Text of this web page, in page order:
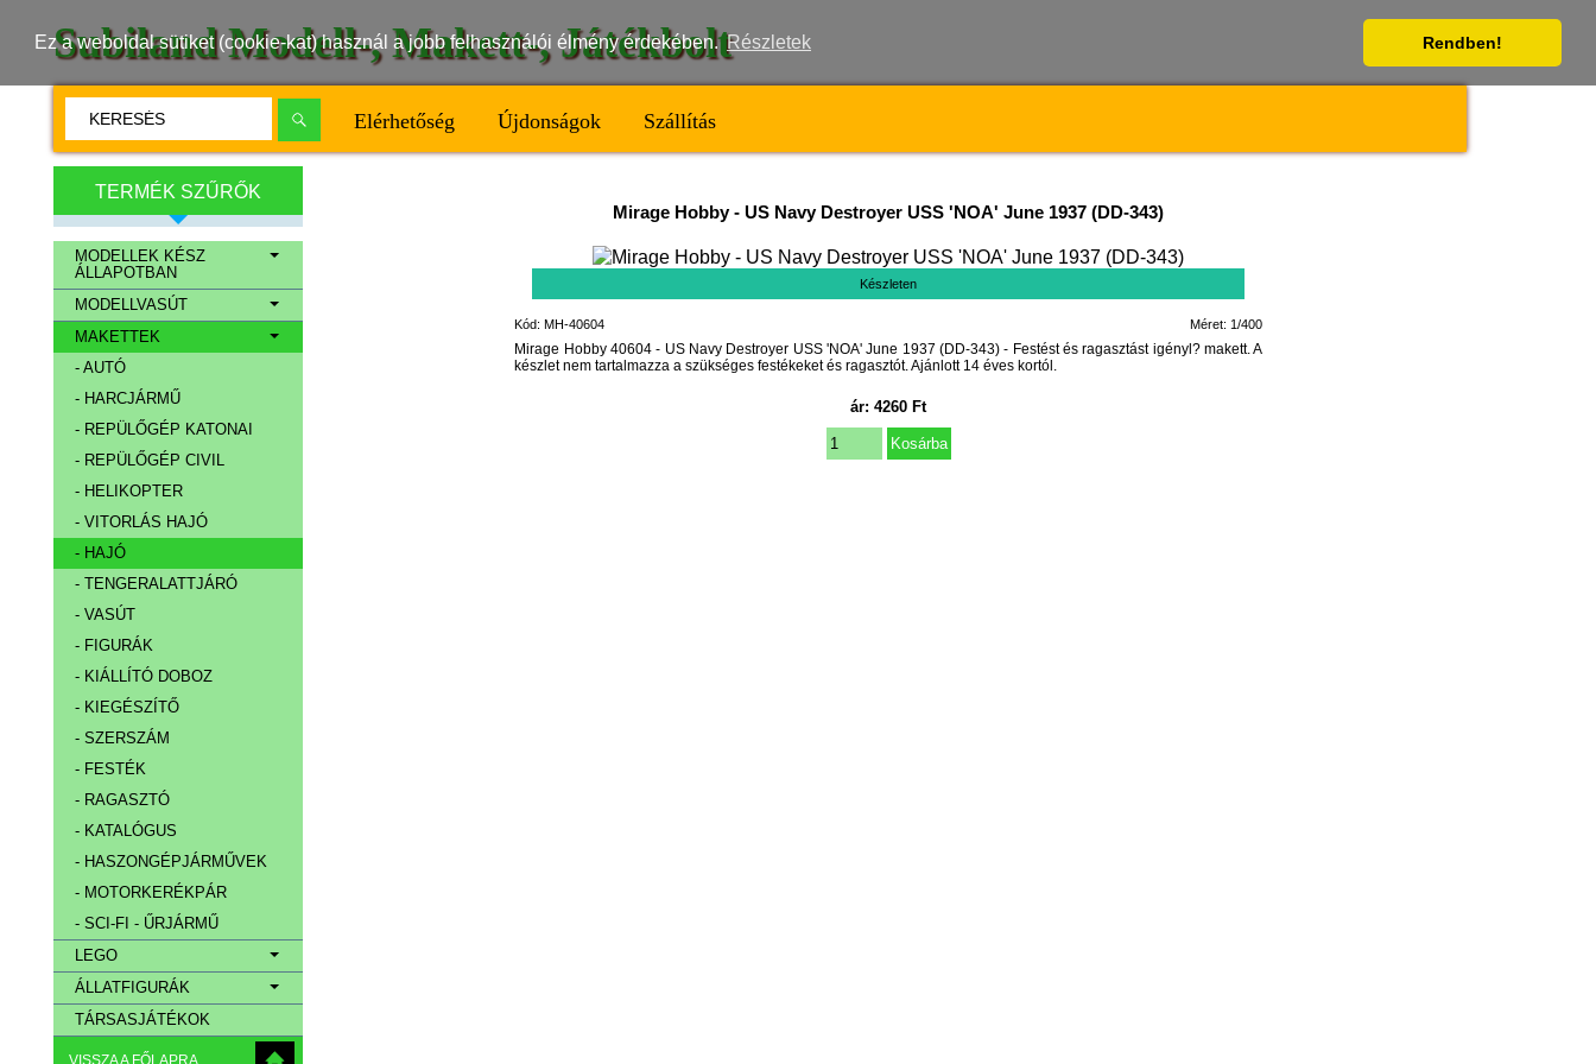
Ez a weboldal sütiket (cookie-kat) használ a jobb felhasználói élmény érdekében. Részletek Rendben!
Subiland Modell-, Makett-, Játékbolt
Elérhetőség Újdonságok Szállítás
TERMÉK SZŰRŐK
MODELLEK KÉSZ
ÁLLAPOTBAN
MODELLVASÚT
MAKETTEK
- AUTÓ
- HARCJÁRMŰ
- REPÜLŐGÉP KATONAI
- REPÜLŐGÉP CIVIL
- HELIKOPTER
- VITORLÁS HAJÓ
- HAJÓ
- TENGERALATTJÁRÓ
- VASÚT
- FIGURÁK
- KIÁLLÍTÓ DOBOZ
- KIEGÉSZÍTŐ
- SZERSZÁM
- FESTÉK
- RAGASZTÓ
- KATALÓGUS
- HASZONGÉPJÁRMŰVEK
- MOTORKERÉKPÁR
- SCI-FI - ŰRJÁRMŰ
LEGO
ÁLLATFIGURÁK
TÁRSASJÁTÉKOK
VISSZA A FŐLAPRA
Mirage Hobby-US Navy Destroyer USS 'NOA' June 1937 (DD-343)
Készleten
Méret: 1/400
Kód: MH-40604
Mirage Hobby 40604 - US Navy Destroyer USS 'NOA' June 1937 (DD-343) - Festést és ragasztást igényl? makett. A
készlet nem tartalmazza a szükséges festékeket és ragasztót. Ajánlott 14 éves kortól.
ár:4260 Ft